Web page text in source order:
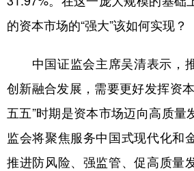
的资本市场的“强大”该如何实现？
中国证监会主席吴清表示，
创新融合发展，需要更好发挥资
五五”时期是资本市场迈向高质量
监会将聚焦服务中国式现代化和
推进防风险、强监管、促高质量